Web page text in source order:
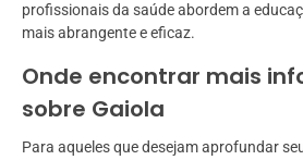
profissionais da saúde abordem a
mais abrangente e eficaz.
Onde encontrar mais
sobre Gaiola
Para aqueles que desejam aprofundar